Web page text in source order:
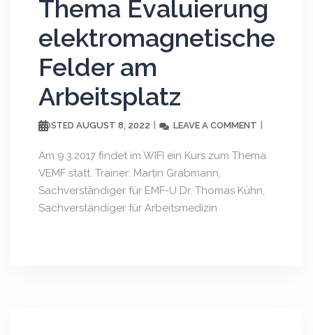
Thema Evaluierung
elektromagnetische
Felder am
Arbeitsplatz
POSTED AUGUST 8, 2022 LEAVE A COMMENT
Am 9.3.2017 findet im WIFI ein Kurs zum Thema
VEMF statt. Trainer: Martin Grabmann,
Sachverständiger für EMF-U Dr. Thomas Kühn,
Sachverständiger für Arbeitsmedizin